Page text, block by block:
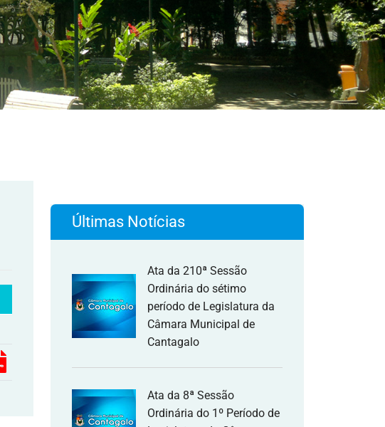
Últimas Notícias
Ata da 210ª Sessão
Ordinária do sétimo
período de Legislatura da
Câmara Municipal de
Cantagalo
Ata da 8ª Sessão
Ordinária do 1º Período de